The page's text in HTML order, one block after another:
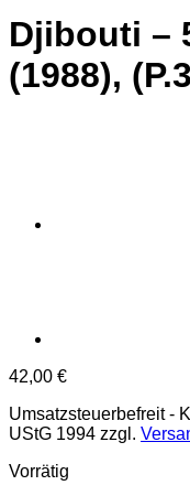
Djibouti –
(1988),
42,00 €
Umsatzsteuerbefreit -
UStG 1994 zzgl.
Vorrätig